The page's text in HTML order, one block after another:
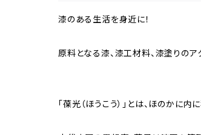
漆のある生活を身近に！
原料となる漆、漆工材料、漆塗りの
「葆光（ほうこう）」とは、ほのかに内